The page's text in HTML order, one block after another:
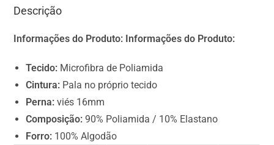
a
0
.
0
0
Descrição
Informações do Produto: Informações do Produto:
Tecido: Microfibra de Poliamida
Cintura: Pala no próprio tecido
Perna:viés 16mm
Composição: 90% Poliamida / 10% Elastano
Forro: 100% Algodão